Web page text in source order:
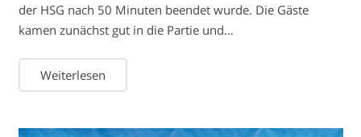
der HSG nach 50 Minuten beendet wurde. Die Gäste
kamen zunächst gut in die Partie und…
Weiterlesen